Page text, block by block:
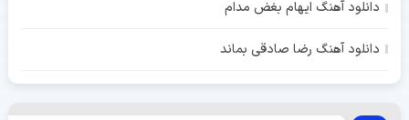
دانلود آهنگ ایهام بغض مدام
دانلود آهنگ رضا صادقی بماند